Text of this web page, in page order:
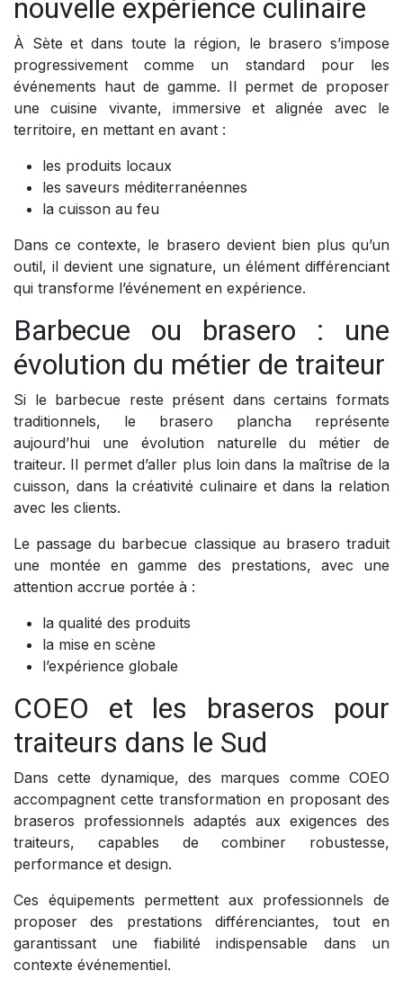
nouvelle expérience culinaire
À Sète et dans toute la région, le brasero s’impose
progressivement comme un standard pour les
événements haut de gamme. Il permet de proposer
une cuisine vivante, immersive et alignée avec le
territoire, en mettant en avant :
les produits locaux
les saveurs méditerranéennes
la cuisson au feu
Dans ce contexte, le brasero devient bien plus qu’un
outil, il devient une signature, un élément différenciant
qui transforme l’événement en expérience.
Barbecue ou brasero : une
évolution du métier de traiteur
Si le barbecue reste présent dans certains formats
traditionnels, le brasero plancha représente
aujourd’hui une évolution naturelle du métier de
traiteur. Il permet d’aller plus loin dans la maîtrise de la
cuisson, dans la créativité culinaire et dans la relation
avec les clients.
Le passage du barbecue classique au brasero traduit
une montée en gamme des prestations, avec une
attention accrue portée à :
la qualité des produits
la mise en scène
l’expérience globale
COEO et les braseros pour
traiteurs dans le Sud
Dans cette dynamique, des marques comme COEO
accompagnent cette transformation en proposant des
braseros professionnels adaptés aux exigences des
traiteurs, capables de combiner robustesse,
performance et design.
Ces équipements permettent aux professionnels de
proposer des prestations différenciantes, tout en
garantissant une fiabilité indispensable dans un
contexte événementiel.